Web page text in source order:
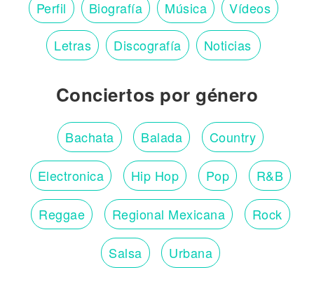
Perfil Biografía Música Vídeos
Letras Discografía Noticias
Conciertos por género
Bachata Balada Country
Electronica Hip Hop Pop R&B
Reggae Regional Mexicana Rock
Salsa Urbana